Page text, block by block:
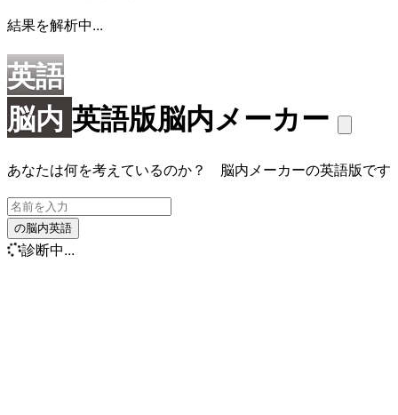
結果を解析中...
英語
脳内 英語版脳内メーカー
あなたは何を考えているのか？ 脳内メーカーの英語版です
の脳内英語
診断中...